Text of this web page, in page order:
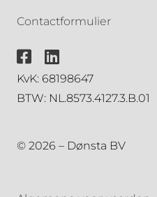
Contactformulier
KvK: 68198647
BTW: NL.8573.4127.3.B.01
© 2026 – Dønsta BV